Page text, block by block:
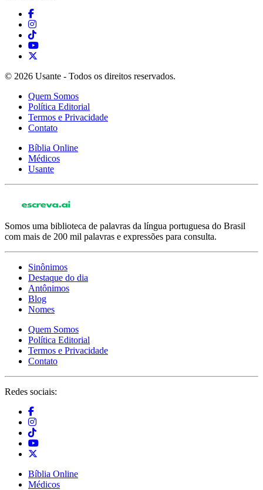
© 2026 Usante - Todos os direitos reservados.
Quem Somos
Política Editorial
Termos e Privacidade
Contato
Bíblia Online
Médicos
Usante
Somos uma biblioteca de palavras da língua portuguesa do Brasil
com mais de 200 mil palavras e expressões para consulta.
Sinônimos
Destaque do dia
Antônimos
Blog
Nomes
Quem Somos
Política Editorial
Termos e Privacidade
Contato
Redes sociais:
Bíblia Online
Médicos